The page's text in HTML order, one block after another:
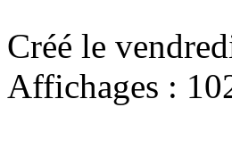
Créé le
Affichages :